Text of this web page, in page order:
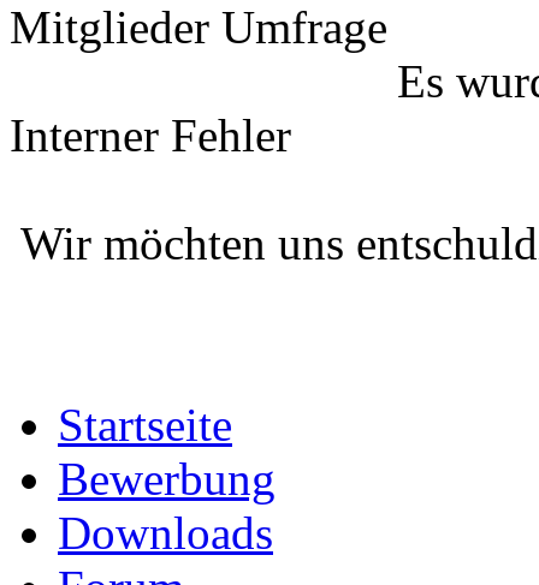
Mitglieder Umfrage
Es
Interner Fehler
Wir möchten uns
Startseite
Bewerbung
Downloads